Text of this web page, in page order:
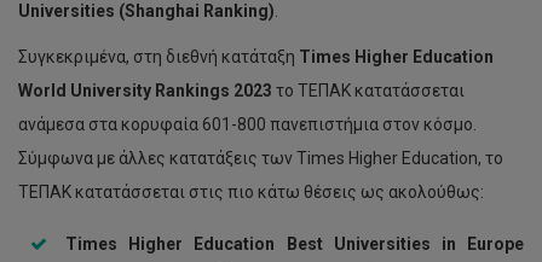
Universities (Shanghai Ranking)
Συγκεκριμένα, στη διεθνή κατάταξη Times Η igher Εducation
World University Rankings 2023 το ΤΕΠΑΚ κατατάσσεται
ανάμεσα στα κορυφαία 601-800 πανεπιστήμια στον κόσμο.
Σύμφωνα με άλλες κατατάξεις των Times Higher Education, το
ΤΕΠΑΚ κατατάσσεται στις πιο κάτω θέσεις ως ακολούθως:
Times Higher Education Best Universities in Europe